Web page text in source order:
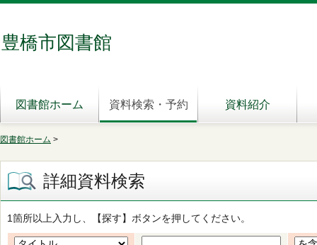
豊橋市図書館
図書館ホーム 資料検索・予約 資料紹介
図書館ホーム >
詳細資料検索
1箇所以上入力し、【探す】ボタンを押してください。